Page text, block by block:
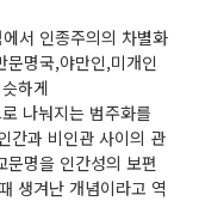
서 인종주의의 차별화
명국,야만인,미개인
하게
나눠지는 범주화를
간과 비인관 사이의 관
명을 인간성의 보편
생겨난 개념이라고 역